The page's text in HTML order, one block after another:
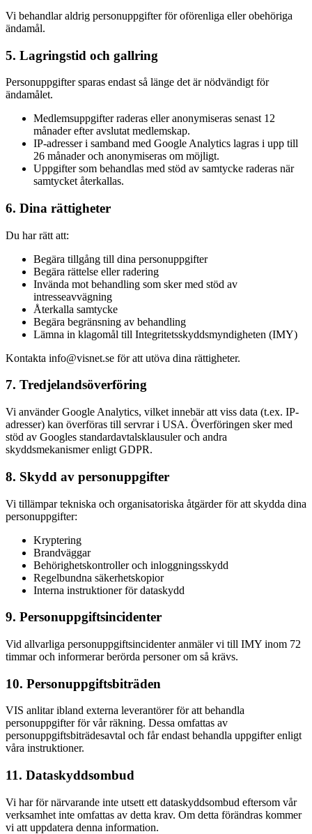
Vi behandlar aldrig personuppgifter för oförenliga eller obehöriga
ändamål.
5. Lagringstid och gallring
Personuppgifter sparas endast så länge det är nödvändigt för
ändamålet.
Medlemsuppgifter raderas eller anonymiseras senast 12
månader efter avslutat medlemskap.
IP-adresser i samband med Google Analytics lagras i upp till
26 månader och anonymiseras om möjligt.
Uppgifter som behandlas med stöd av samtycke raderas när
samtycket återkallas.
6. Dina rättigheter
Du har rätt att:
Begära tillgång till dina personuppgifter
Begära rättelse eller radering
Invända mot behandling som sker med stöd av
intresseavvägning
Återkalla samtycke
Begära begränsning av behandling
Lämna in klagomål till Integritetsskyddsmyndigheten (IMY)
Kontakta info@visnet.se för att utöva dina rättigheter.
7. Tredjelandsöverföring
Vi använder Google Analytics, vilket innebär att viss data (t.ex. IP-
adresser) kan överföras till servrar i USA. Överföringen sker med
stöd av Googles standardavtalsklausuler och andra
skyddsmekanismer enligt GDPR.
8. Skydd av personuppgifter
Vi tillämpar tekniska och organisatoriska åtgärder för att skydda dina
personuppgifter:
Kryptering
Brandväggar
Behörighetskontroller och inloggningsskydd
Regelbundna säkerhetskopior
Interna instruktioner för dataskydd
9. Personuppgiftsincidenter
Vid allvarliga personuppgiftsincidenter anmäler vi till IMY inom 72
timmar och informerar berörda personer om så krävs.
10. Personuppgiftsbiträden
VIS anlitar ibland externa leverantörer för att behandla
personuppgifter för vår räkning. Dessa omfattas av
personuppgiftsbiträdesavtal och får endast behandla uppgifter enligt
våra instruktioner.
11. Dataskyddsombud
Vi har för närvarande inte utsett ett dataskyddsombud eftersom vår
verksamhet inte omfattas av detta krav. Om detta förändras kommer
vi att uppdatera denna information.